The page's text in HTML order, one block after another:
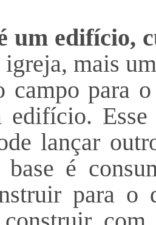
um edifício,
mais
campo para
edifício.
lançar
base é
para o